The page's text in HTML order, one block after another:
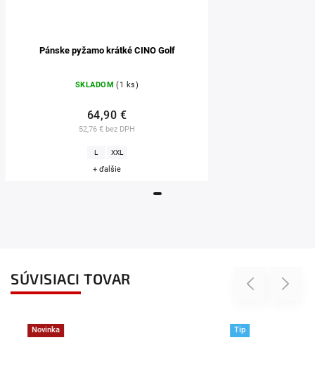
Pánske pyžamo krátké CINO Golf
SKLADOM (1 ks)
52,76 € bez DPH
64,90 €
L XXL
+ ďalšie
SÚVISIACI TOVAR Previous
Novinka
Next